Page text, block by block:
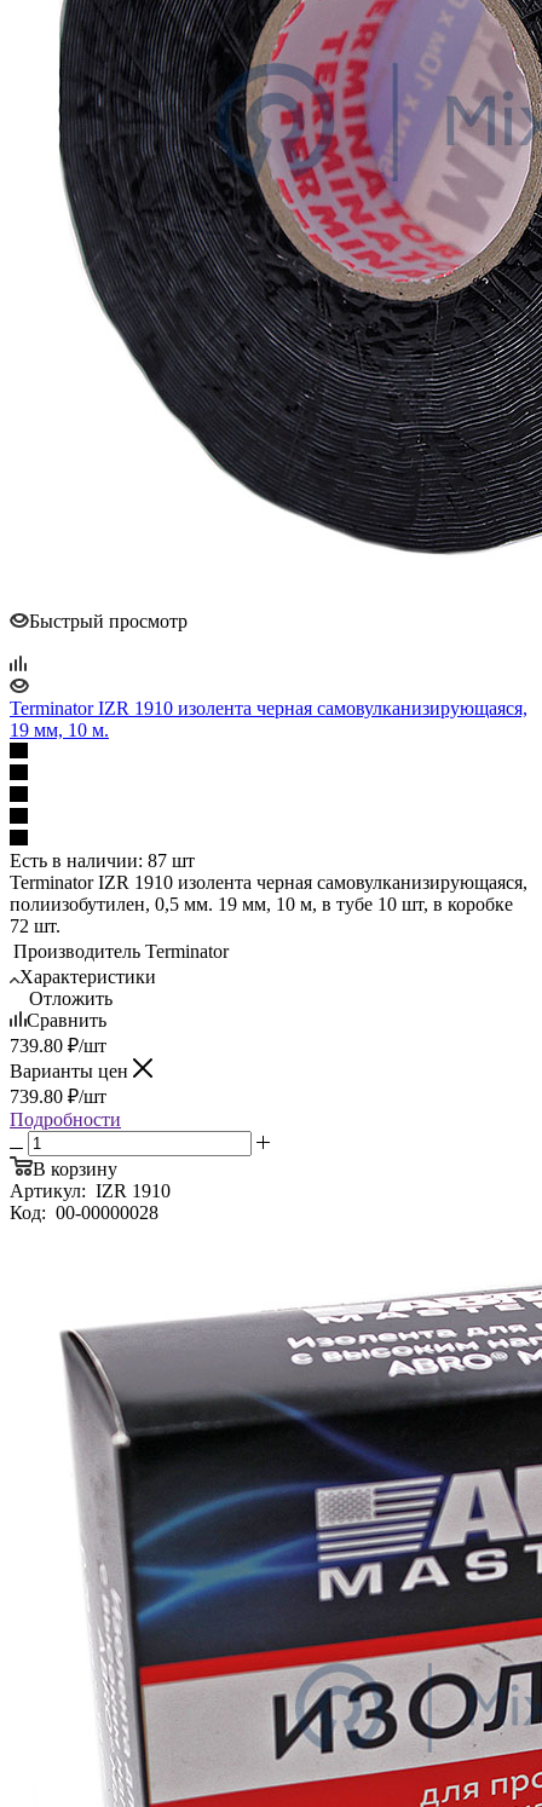
Быстрый просмотр
Terminator IZR 1910 изолента черная самовулканизирующаяся,
19 мм, 10 м.
Есть в наличии: 87 шт
Terminator IZR 1910 изолента черная самовулканизирующаяся,
полиизобутилен, 0,5 мм. 19 мм, 10 м, в тубе 10 шт, в коробке
72 шт.
Производитель Terminator
Характеристики
Отложить
Сравнить
739.80 ₽/шт
Варианты цен
739.80 ₽/шт
Подробности
В корзину
Артикул: IZR 1910
Код: 00-00000028